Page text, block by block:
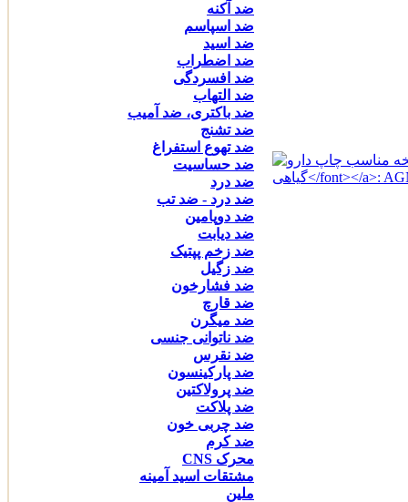
ضد آکنه
ضد اسپاسم
ضد اسید
ضد اضطراب
ضد افسردگی
ضد التهاب
ضد باکتری، ضد آمیب
ضد تشنج
ضد تهوع استفراغ
ضد حساسیت
ضد درد
ضد درد - ضد تب
ضد دوپامین
ضد دیابت
ضد زخم پپتیک
ضد زگیل
ضد فشارخون
ضد قارچ
ضد میگرن
ضد ناتوانی جنسی
ضد نقرس
ضد پارکینسون
ضد پرولاکتین
ضد پلاکت
ضد چربی خون
ضد کرم
محرک CNS
مشتقات اسید آمینه
ملین